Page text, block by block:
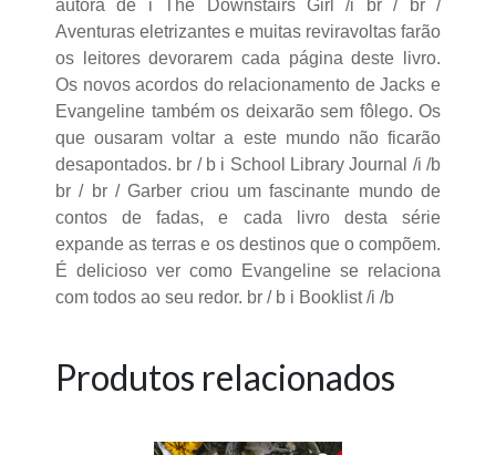
autora de i The Downstairs Girl /i br / br /
Aventuras eletrizantes e muitas reviravoltas farão
os leitores devorarem cada página deste livro.
Os novos acordos do relacionamento de Jacks e
Evangeline também os deixarão sem fôlego. Os
que ousaram voltar a este mundo não ficarão
desapontados. br / b i School Library Journal /i /b
br / br / Garber criou um fascinante mundo de
contos de fadas, e cada livro desta série
expande as terras e os destinos que o compõem.
É delicioso ver como Evangeline se relaciona
com todos ao seu redor. br / b i Booklist /i /b
Produtos relacionados